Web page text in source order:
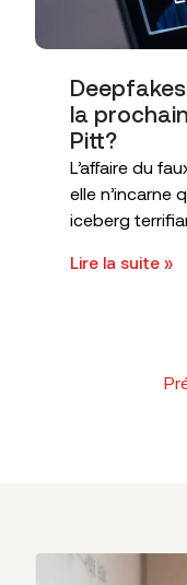
la
Pitt?
L’affaire du
elle n’incarne
iceberg
Lire la suite »